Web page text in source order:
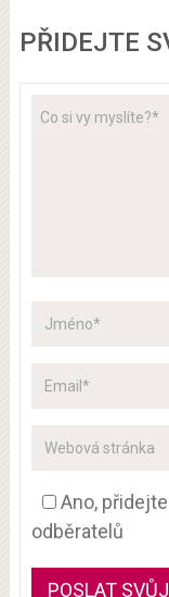
PŘIDEJTE
Ano,
odběratelů